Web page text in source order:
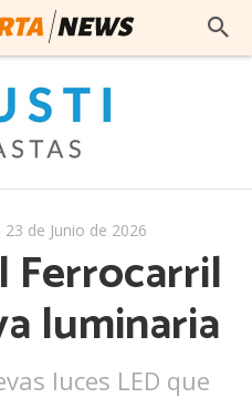
23 de Junio de 2026
Ferrocarril
luminaria
luces LED que